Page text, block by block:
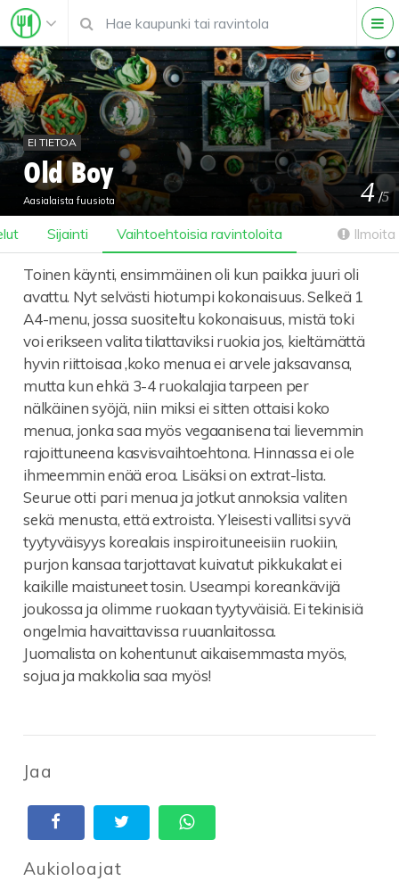
EI TIETOA
Old Boy
Aasialaista fuusiota 4 /5
Sijainti Vaihtoehtoisia ravintoloita
Toinen käynti, ensimmäinen oli kun paikka juuri oli
avattu. Nyt selvästi hiotumpi kokonaisuus. Selkeä 1
A4-menu, jossa suositeltu kokonaisuus, mistä toki
voi erikseen valita tilattaviksi ruokia jos, kieltämättä
hyvin riittoisaa ,koko menua ei arvele jaksavansa,
mutta kun ehkä 3-4 ruokalajia tarpeen per
nälkäinen syöjä, niin miksi ei sitten ottaisi koko
menua, jonka saa myös vegaanisena tai lievemmin
rajoittuneena kasvisvaihtoehtona. Hinnassa ei ole
ihmeemmin enää eroa. Lisäksi on extrat-lista.
Seurue otti pari menua ja jotkut annoksia valiten
sekä menusta, että extroista. Yleisesti vallitsi syvä
tyytyväisyys korealais inspiroituneeisiin ruokiin,
purjon kansaa tarjottavat kuivatut pikkukalat ei
kaikille maistuneet tosin. Useampi koreankävijä
joukossa ja olimme ruokaan tyytyväisiä. Ei tekinisiä
ongelmia havaittavissa ruuanlaitossa.
Juomalista on kohentunut aikaisemmasta myös,
sojua ja makkolia saa myös!
Jaa
Aukioloajat